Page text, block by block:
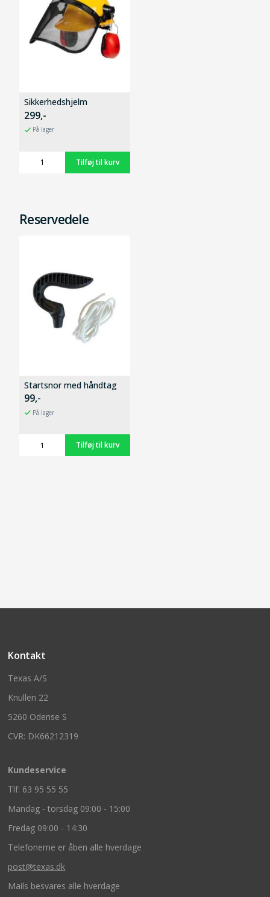
Sikkerhedshjelm
299,-
På lager
Reservedele
Startsnor med håndtag
99,-
På lager
Kontakt
Texas A/S
Knullen 22
5260 Odense S
CVR: DK66212319
Kundeservice
Tlf: 63 95 55 55
Mandag - torsdag 09:00 - 15:00
Fredag 09:00 - 14:30
Telefonerne er åben alle hverdage
post@texas.dk
Mails besvares alle hverdage